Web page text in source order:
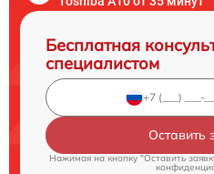
Бесплатная
специалистом
Оставить
Нажимая на кнопку "Оставить